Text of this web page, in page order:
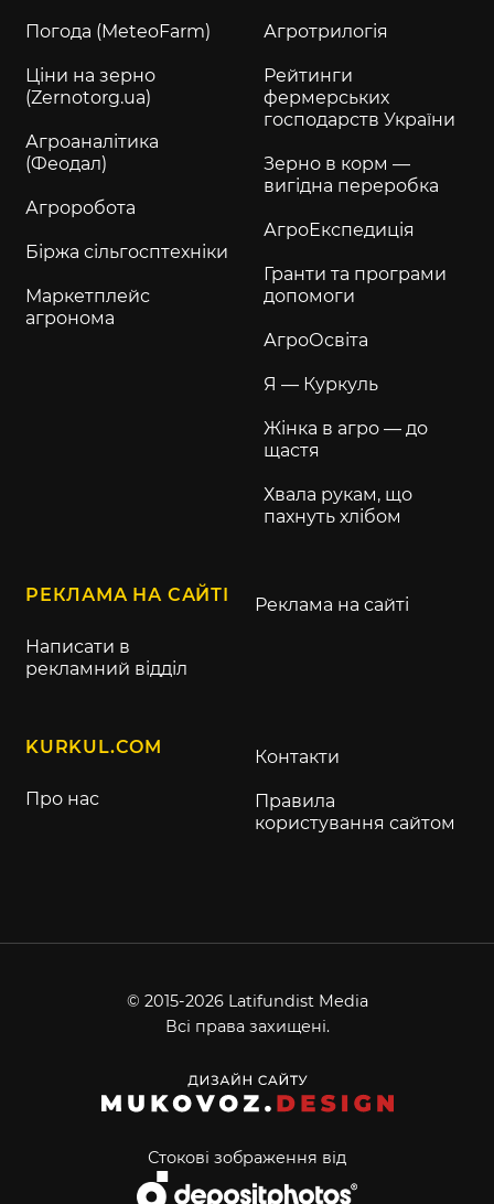
Погода (MeteoFarm)
Ціни на зерно
(Zernotorg.ua)
Агроаналітика
(Феодал)
Агроробота
Біржа сільгосптехніки
Маркетплейс
агронома
Агротрилогія
Рейтинги
фермерських
господарств України
Зерно в корм —
вигідна переробка
АгроЕкспедиція
Гранти та програми
допомоги
АгроОсвіта
Я — Куркуль
Жінка в агро — до
щастя
Хвала рукам, що
пахнуть хлібом
РЕКЛАМА НА САЙТІ
Написати в
рекламний відділ
Реклама на сайті
KURKUL.COM
Про нас
Контакти
Правила
користування сайтом
© 2015-2026 Latifundist Media
Всі права захищені.
Стокові зображення від